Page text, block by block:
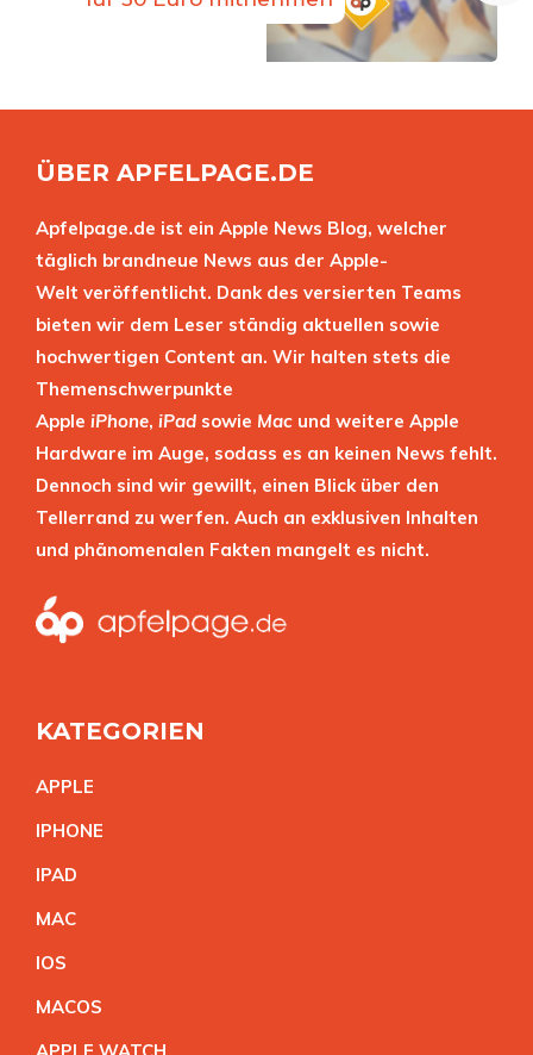
ÜBER APFELPAGE.DE
Apfelpage.de ist ein Apple News Blog, welcher
täglich brandneue News aus der Apple-
Welt veröffentlicht. Dank des versierten Teams
bieten wir dem Leser ständig aktuellen sowie
hochwertigen Content an. Wir halten stets die
Themenschwerpunkte
Apple iPhone, iPad sowie Mac und weitere Apple
Hardware im Auge, sodass es an keinen News fehlt.
Dennoch sind wir gewillt, einen Blick über den
Tellerrand zu werfen. Auch an exklusiven Inhalten
und phänomenalen Fakten mangelt es nicht.
KATEGORIEN
APPLE
IPHONE
IPAD
MAC
IOS
MACOS